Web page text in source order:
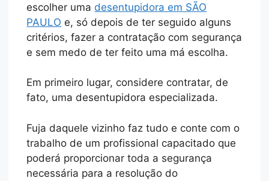
escolher uma desentupidora em SÃO
PAULO e, só depois de ter seguido alguns
critérios, fazer a contratação com segurança
e sem medo de ter feito uma má escolha.
Em primeiro lugar, considere contratar, de
fato, uma desentupidora especializada.
Fuja daquele vizinho faz tudo e conte com o
trabalho de um profissional capacitado que
poderá proporcionar toda a segurança
necessária para a resolução do